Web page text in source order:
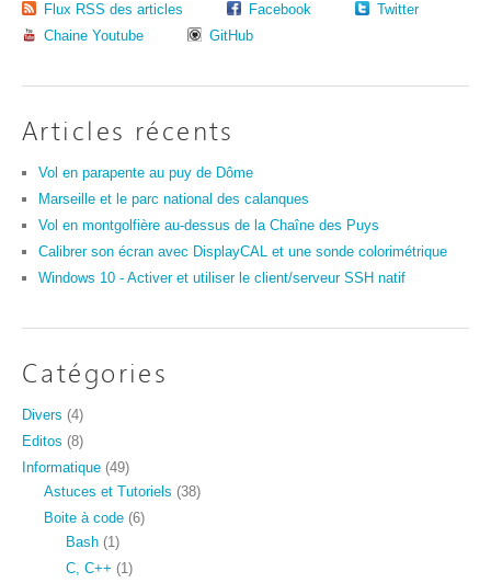
Flux RSS des articles Facebook
Twitter
Chaine Youtube
GitHub
Articles récents
Vol en parapente au puy de Dôme
Marseille et le parc national des calanques
Vol en montgolfière au-dessus de la Chaîne des Puys
Calibrer son écran avec DisplayCAL et une sonde colorimétrique
Windows 10 - Activer et utiliser le client/serveur SSH natif
Catégories
Divers (4)
Editos (8)
Informatique (49)
Astuces et Tutoriels (38)
Boite à code (6)
Bash (1)
C, C++ (1)